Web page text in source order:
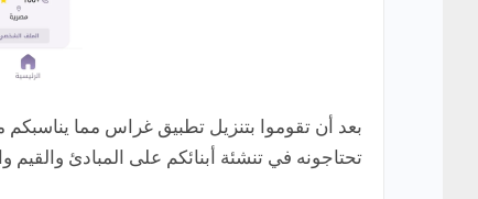
بعد أن تقوموا بتنزيل تطبيق غراس مما يناسبكم
تحتاجونه في تنشئة أبنائكم على المبادئ والقيم